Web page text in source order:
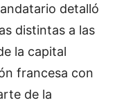
detalló
distintas a las
la capital
francesa con
de la